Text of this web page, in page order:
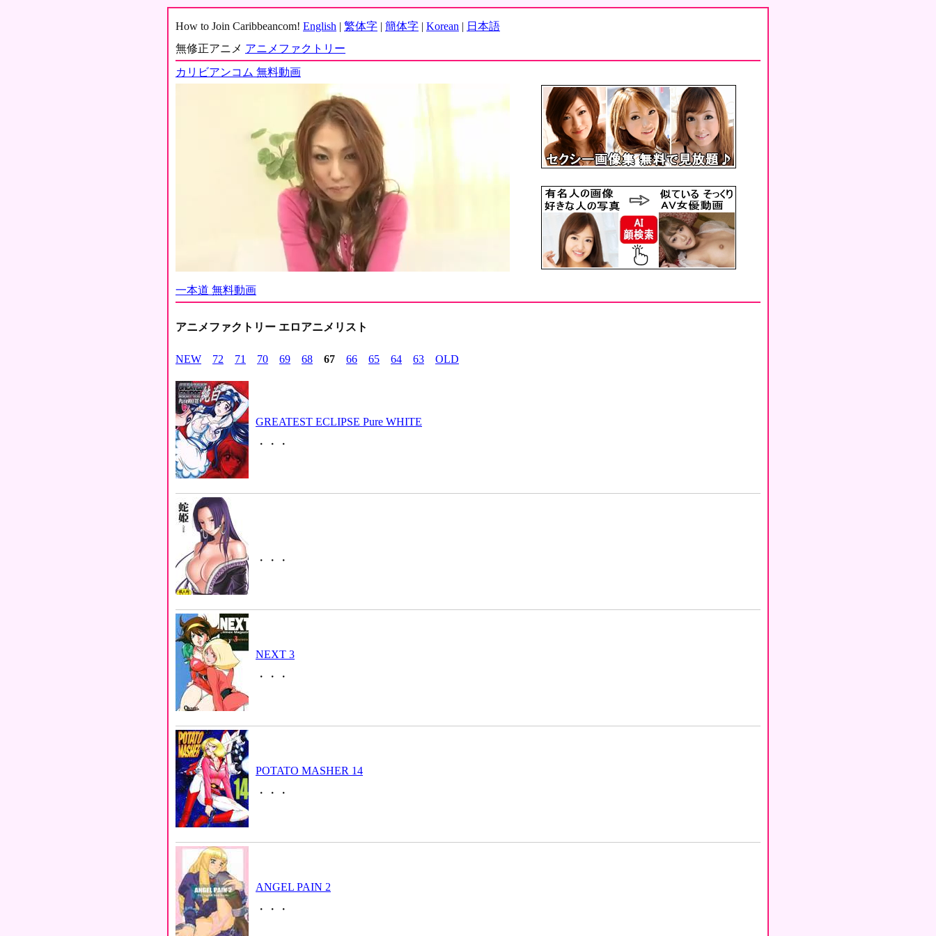
How to Join Caribbeancom! English | 繁体字 | 簡体字 | Korean | 日本語
無修正アニメ アニメファクトリー
カリビアンコム 無料動画
一本道 無料動画
アニメファクトリー エロアニメリスト
NEW 72 71 70 69 68 67 66 65 64 63 OLD
GREATEST ECLIPSE Pure WHITE
・・・
・・・
NEXT 3
・・・
POTATO MASHER 14
・・・
ANGEL PAIN 2
・・・